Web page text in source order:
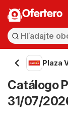
Ofertero
Plaza
Catálogo
31/07/